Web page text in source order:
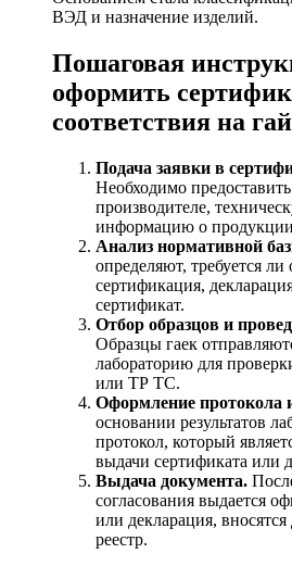
ВЭД и назначение изделий.
Пошаговая
оформить
соответствия на
Подача заявки в
Необходимо
производителе,
информацию о
Анализ нормативной
определяют, требуется ли
сертификация,
сертификат.
Отбор образцов и
Образцы гаек
лабораторию для
или ТР ТС.
Оформление протокола
основании результатов
протокол, который
выдачи сертификата или
Выдача документа.
согласования выдается
или декларация,
реестр.